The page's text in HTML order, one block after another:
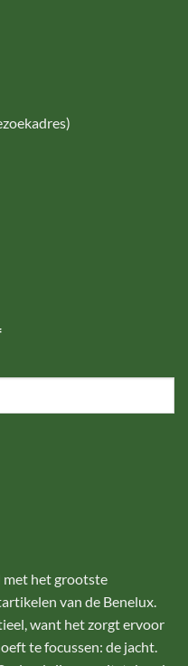
met het grootste
van de Benelux.
want het zorgt ervoor
te focussen: de jacht.